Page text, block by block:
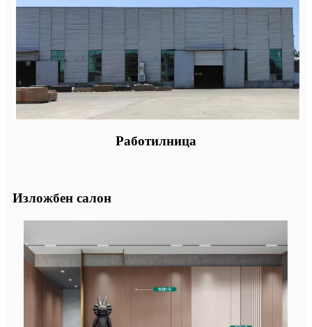
Работилница
Изложбен салон